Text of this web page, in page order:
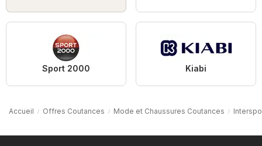
Sport 2000 Kiabi
Accueil Offres Coutances Mode et Chaussures Coutances